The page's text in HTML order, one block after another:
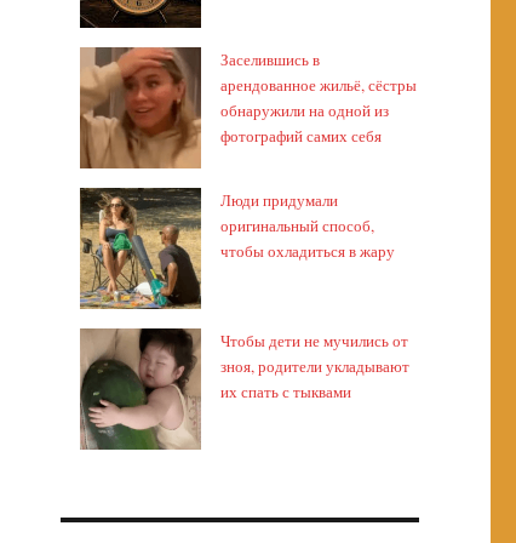
Заселившись в
арендованное жильё, сёстры
обнаружили на одной из
фотографий самих себя
Люди придумали
оригинальный способ,
чтобы охладиться в жару
Чтобы дети не мучились от
зноя, родители укладывают
их спать с тыквами